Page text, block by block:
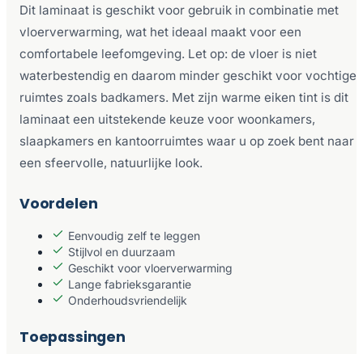
Dit laminaat is geschikt voor gebruik in combinatie met
vloerverwarming, wat het ideaal maakt voor een
comfortabele leefomgeving. Let op: de vloer is niet
waterbestendig en daarom minder geschikt voor vochtige
ruimtes zoals badkamers. Met zijn warme eiken tint is dit
laminaat een uitstekende keuze voor woonkamers,
slaapkamers en kantoorruimtes waar u op zoek bent naar
een sfeervolle, natuurlijke look.
Voordelen
Eenvoudig zelf te leggen
Stijlvol en duurzaam
Geschikt voor vloerverwarming
Lange fabrieksgarantie
Onderhoudsvriendelijk
Toepassingen